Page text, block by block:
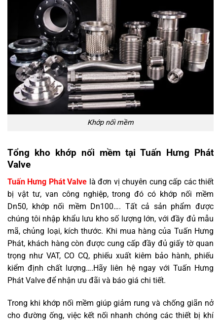
Khớp nối mềm
Tổng kho khớp nối mềm tại Tuấn Hưng Phát
Valve
Tuấn Hưng Phát Valve là đơn vị chuyên cung cấp các thiết
bị vật tư, van công nghiệp, trong đó có khớp nối mềm
Dn50, khớp nối mềm Dn100…. Tất cả sản phẩm được
chúng tôi nhập khẩu lưu kho số lượng lớn, với đầy đủ mẫu
mã, chủng loại, kích thước. Khi mua hàng của Tuấn Hưng
Phát, khách hàng còn được cung cấp đầy đủ giấy tờ quan
trọng như VAT, CO CQ, phiếu xuất kiêm bảo hành, phiếu
kiểm định chất lượng….Hãy liên hệ ngay với Tuấn Hưng
Phát Valve để nhận ưu đãi và báo giá chi tiết.
Trong khi khớp nối mềm giúp giảm rung và chống giãn nở
cho đường ống, việc kết nối nhanh chóng các thiết bị khí